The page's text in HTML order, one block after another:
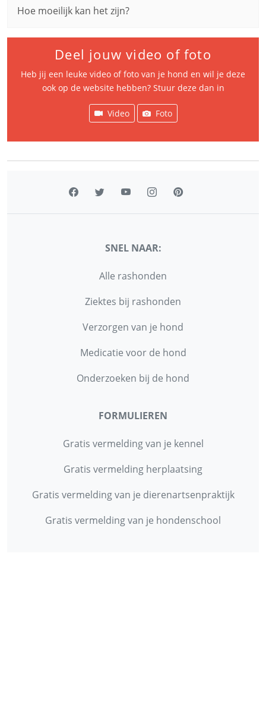
Hoe moeilijk kan het zijn?
Deel jouw video of foto
Heb jij een leuke video of foto van je hond en wil je deze
ook op de website hebben? Stuur deze dan in
Video Foto
SNEL NAAR:
Alle rashonden
Ziektes bij rashonden
Verzorgen van je hond
Medicatie voor de hond
Onderzoeken bij de hond
FORMULIEREN
Gratis vermelding van je kennel
Gratis vermelding herplaatsing
Gratis vermelding van je dierenartsenpraktijk
Gratis vermelding van je hondenschool